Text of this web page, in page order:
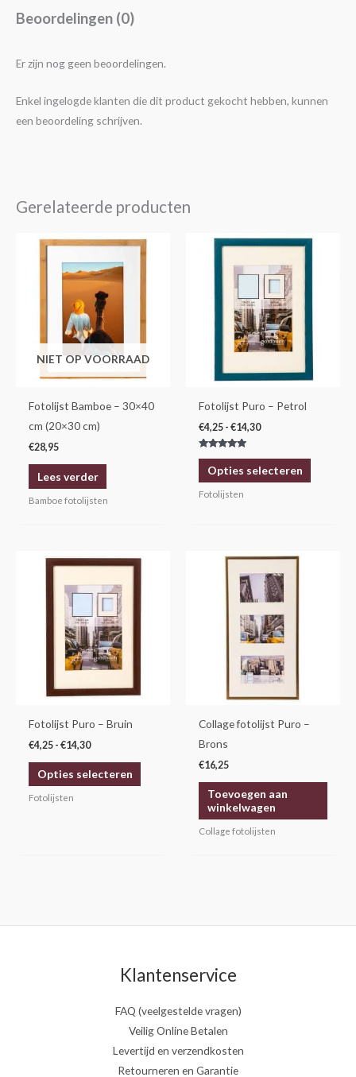
Beoordelingen (0)
Er zijn nog geen beoordelingen.
Enkel ingelogde klanten die dit product gekocht hebben, kunnen
een beoordeling schrijven.
Gerelateerde producten
NIET OP VOORRAAD
Fotolijst Bamboe – 30×40
cm (20×30 cm)
€28,95
Lees verder
Bamboe fotolijsten
Fotolijst Puro – Petrol
€4,25 - €14,30
Prijsklasse:
€4,25
tot
€14,30
Gewaardeerd
5.00
uit 5Opties selecteren
Dit
Deze
kan
de
Fotolijsten
Fotolijst Puro – Bruin
€4,25 - €14,30
Prijsklasse:
€4,25
€14,30
Opties selecteren
Dit
kan
productpagina
Fotolijsten
Collage fotolijst Puro –
Brons
€16,25
Toevoegen aan
winkelwagen
Collage fotolijsten
Klantenservice
FAQ (veelgestelde vragen)
Veilig Online Betalen
Levertijd en verzendkosten
Retourneren en Garantie